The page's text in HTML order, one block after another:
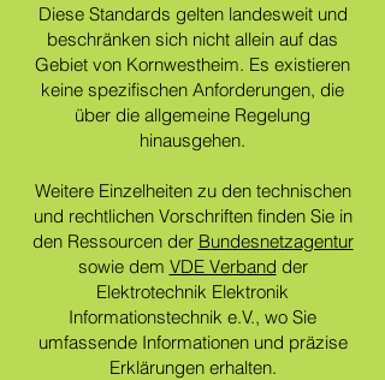
Diese Standards gelten landesweit und
beschränken sich nicht allein auf das
Gebiet von Kornwestheim. Es existieren
keine spezifischen Anforderungen, die
über die allgemeine Regelung
hinausgehen.
Weitere Einzelheiten zu den technischen
und rechtlichen Vorschriften finden Sie in
den Ressourcen der Bundesnetzagentur
sowie dem VDE Verband der
Elektrotechnik Elektronik
Informationstechnik e.V., wo Sie
umfassende Informationen und präzise
Erklärungen erhalten.